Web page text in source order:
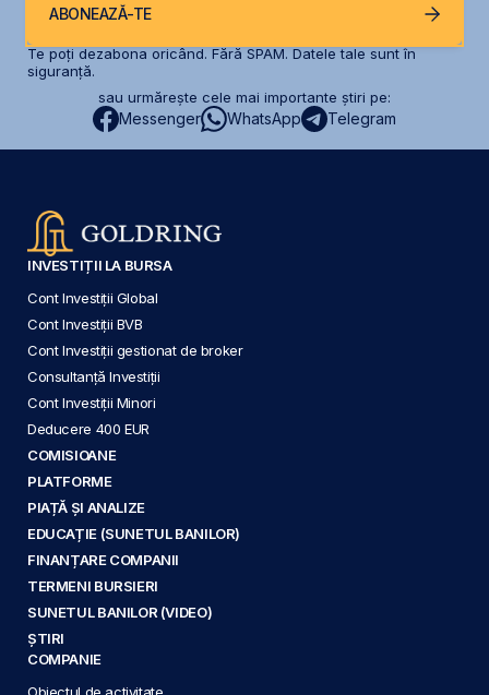
ABONEAZĂ-TE
Te poți dezabona oricând. Fără SPAM. Datele tale sunt în
siguranță.
sau urmărește cele mai importante știri pe:
Messenger WhatsApp Telegram
INVESTIȚII LA BURSA
Cont Investiții Global
Cont Investiții BVB
Cont Investiții gestionat de broker
Consultanță Investiții
Cont Investiții Minori
Deducere 400 EUR
COMISIOANE
PLATFORME
PIAȚĂ ȘI ANALIZE
EDUCAȚIE (SUNETUL BANILOR)
FINANȚARE COMPANII
TERMENI BURSIERI
SUNETUL BANILOR (VIDEO)
ȘTIRI
COMPANIE
Obiectul de activitate